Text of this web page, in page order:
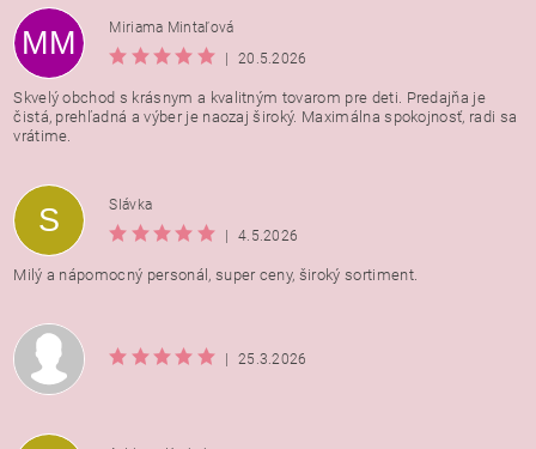
Vložením hodnotenie súhlasíte s
osobných údajov
MM
Miriama Mintaľová
20.5.2026
Skvelý obchod s krásnym a kvalitným tovarom pre deti. Predajňa je
čistá, prehľadná a výber je naozaj široký. Maximálna spokojnosť, radi sa
vrátime.
S
Slávka
4.5.2026
Milý a nápomocný personál, super ceny, široký sortiment.
25.3.2026